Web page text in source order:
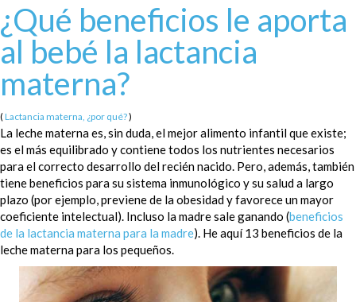
¿Qué beneficios le aporta
al bebé la lactancia
materna?
(Lactancia materna, ¿por qué?)
La leche materna es, sin duda, el mejor alimento infantil que existe;
es el más equilibrado y contiene todos los nutrientes necesarios
para el correcto desarrollo del recién nacido. Pero, además, también
tiene beneficios para su sistema inmunológico y su salud a largo
plazo (por ejemplo, previene de la obesidad y favorece un mayor
coeficiente intelectual). Incluso la madre sale ganando (beneficios
de la lactancia materna para la madre). He aquí 13 beneficios de la
leche materna para los pequeños.